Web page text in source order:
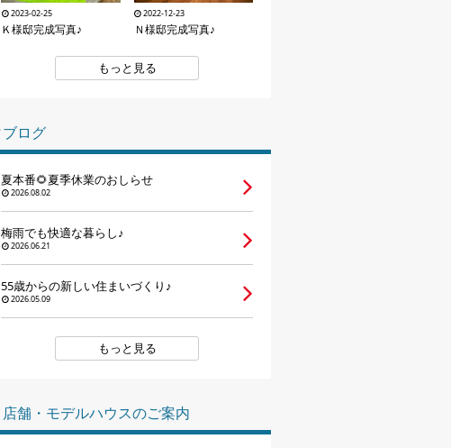
2023-02-25
Ｋ様邸完成写真♪
2022-12-23
Ｎ様邸完成写真♪
もっと見る
ブログ
夏本番🌻夏季休業のおしらせ
2026.08.02
梅雨でも快適な暮らし♪
2026.06.21
55歳からの新しい住まいづくり♪
2026.05.09
もっと見る
店舗・モデルハウスのご案内